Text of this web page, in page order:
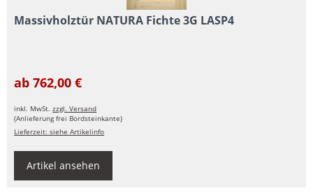
Massivholztür NATURA Fichte 3G LASP4
ab 762,00 €
inkl. MwSt.zzgl. Versand
(Anlieferung frei Bordsteinkante)
Lieferzeit: siehe Artikelinfo
Artikel ansehen